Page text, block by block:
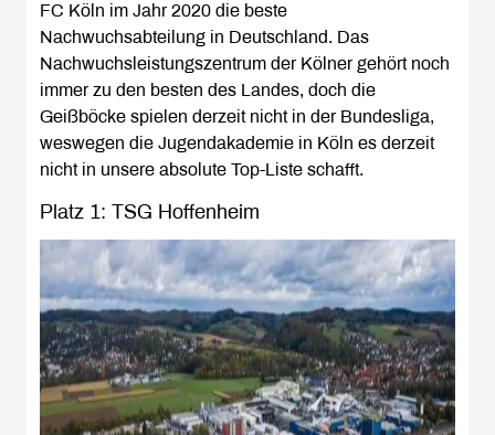
FC Köln im Jahr 2020 die beste
Nachwuchsabteilung in Deutschland. Das
Nachwuchsleistungszentrum der Kölner gehört noch
immer zu den besten des Landes, doch die
Geißböcke spielen derzeit nicht in der Bundesliga,
weswegen die Jugendakademie in Köln es derzeit
nicht in unsere absolute Top-Liste schafft.
Platz 1: TSG Hoffenheim